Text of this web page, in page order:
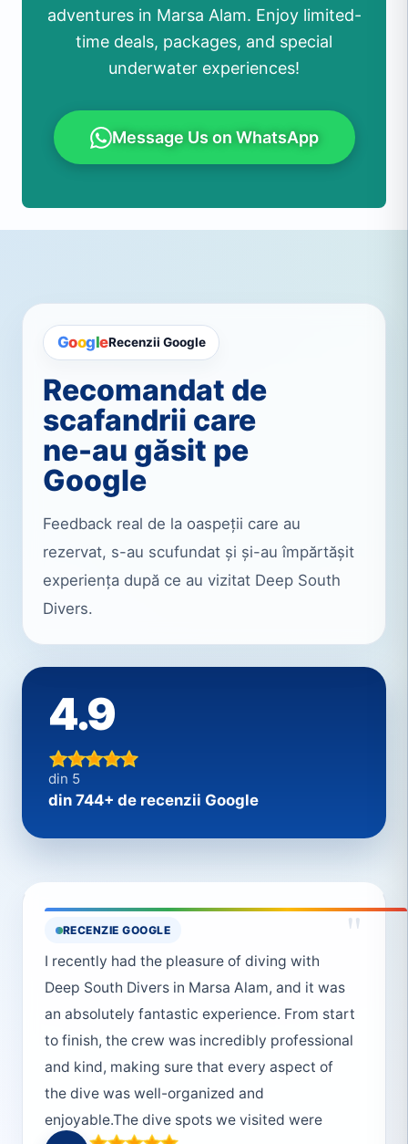
adventures in Marsa Alam. Enjoy limited-
time deals, packages, and special
underwater experiences!
Message Us on WhatsApp
GoogleRecenzii Google
Recomandat de
scafandrii care
ne-au găsit pe
Google
Feedback real de la oaspeții care au
rezervat, s-au scufundat și și-au împărtășit
experiența după ce au vizitat Deep South
Divers.
4.9
din 5
din 744+ de recenzii Google
RECENZIE GOOGLE "
I recently had the pleasure of diving with
Deep South Divers in Marsa Alam, and it was
an absolutely fantastic experience. From start
to finish, the crew was incredibly professional
and kind, making sure that every aspect of
the dive was well-organized and
enjoyable.The dive spots we visited were